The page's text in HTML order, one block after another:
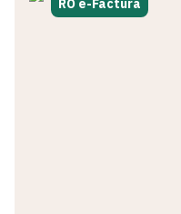
RO e-Factura